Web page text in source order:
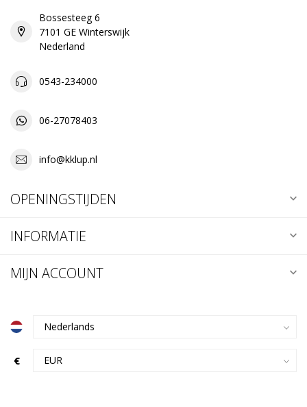
Bossesteeg 6
7101 GE Winterswijk
Nederland
0543-234000
06-27078403
info@kklup.nl
OPENINGSTIJDEN
INFORMATIE
MIJN ACCOUNT
€